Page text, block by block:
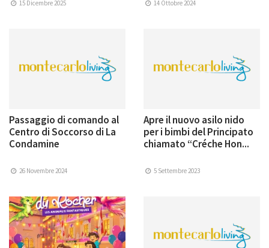
15 Dicembre 2025 14 Ottobre 2024
Passaggio di comando al
Centro di Soccorso di La
Condamine
26 Novembre 2024
Apre il nuovo asilo nido
per i bimbi del Principato
chiamato “Créche Hon...
5 Settembre 2023